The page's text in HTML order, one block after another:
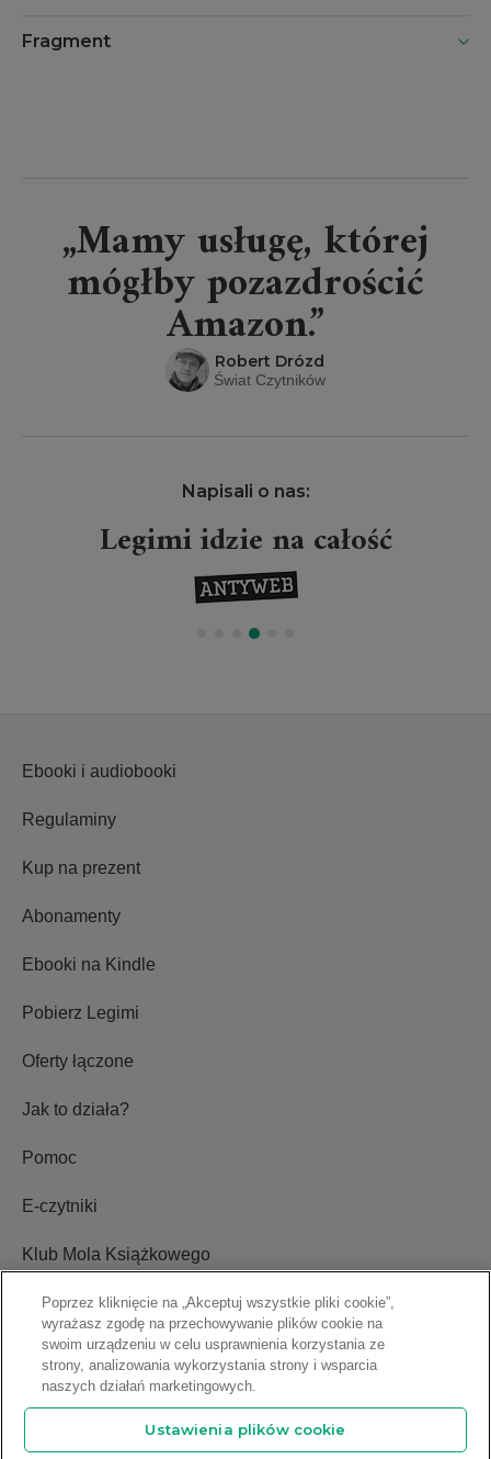
Fragment
„Mamy usługę, której
mógłby pozazdrościć
Amazon.”
Robert Drózd
Świat Czytników
Napisali o nas:
Legimi idzie na całość
Ebooki i audiobooki
Regulaminy
Kup na prezent
Abonamenty
Ebooki na Kindle
Pobierz Legimi
Oferty łączone
Jak to działa?
Pomoc
E-czytniki
Klub Mola Książkowego
Ustawienia plików cookie
Blog
Relacje inwestorskie
Poprzez kliknięcie na „Akceptuj wszystkie pliki cookie”,
wyrażasz zgodę na przechowywanie plików cookie na
swoim urządzeniu w celu usprawnienia korzystania ze
strony, analizowania wykorzystania strony i wsparcia
naszych działań marketingowych.
Ustawienia plików cookie